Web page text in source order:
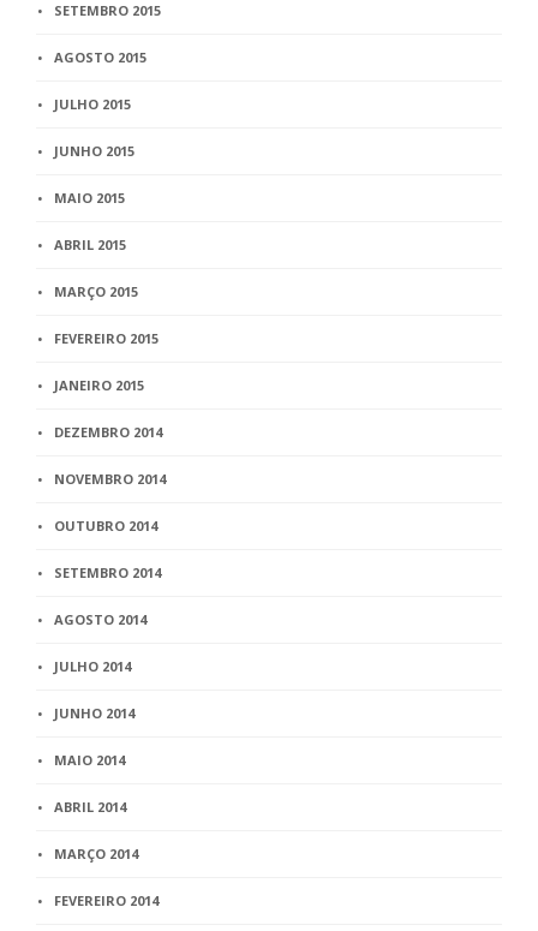
SETEMBRO 2015
AGOSTO 2015
JULHO 2015
JUNHO 2015
MAIO 2015
ABRIL 2015
MARÇO 2015
FEVEREIRO 2015
JANEIRO 2015
DEZEMBRO 2014
NOVEMBRO 2014
OUTUBRO 2014
SETEMBRO 2014
AGOSTO 2014
JULHO 2014
JUNHO 2014
MAIO 2014
ABRIL 2014
MARÇO 2014
FEVEREIRO 2014